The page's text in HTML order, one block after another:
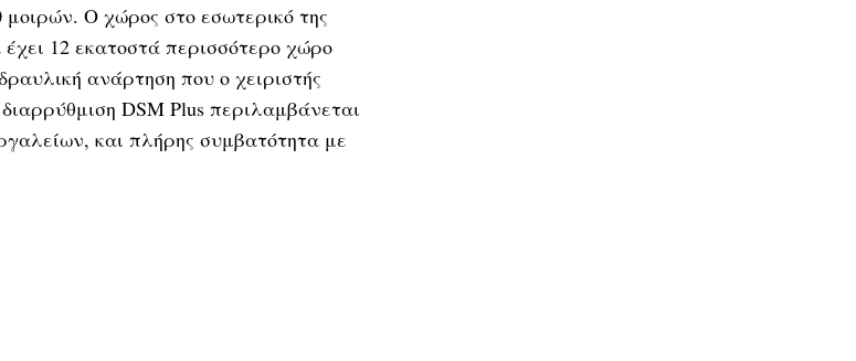
Ο χώρος στο εσωτερικό της
12 εκατοστά περισσότερο χώρο
ανάρτηση που ο χειριστής
DSM Plus περιλαμβάνεται
και πλήρης συμβατότητα με